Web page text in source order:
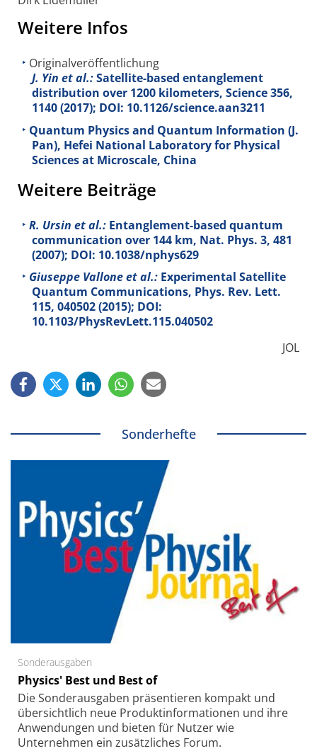
Weitere Infos
Originalveröffentlichung
J. Yin et al.:Satellite-based entanglement
distribution over 1200 kilometers, Science356,
1140 (2017); DOI: 10.1126/science.aan3211
Quantum Physics and Quantum Information (J.
Pan), Hefei National Laboratory for Physical
Sciences at Microscale, China
Weitere Beiträge
R. Ursin et al.: Entanglement-based quantum
communication over 144 km, Nat. Phys. 3, 481
(2007); DOI: 10.1038/nphys629
Giuseppe Vallone et al.: Experimental Satellite
Quantum Communications, Phys. Rev. Lett.
115, 040502 (2015); DOI:
10.1103/PhysRevLett.115.040502
JOL
Sonderhefte
Sonderausgaben
Physics' Best und Best of
Die Sonder­ausgaben präsentieren kompakt und
übersichtlich neue Produkt­informationen und ihre
Anwendungen und bieten für Nutzer wie
Unternehmen ein zusätzliches Forum.